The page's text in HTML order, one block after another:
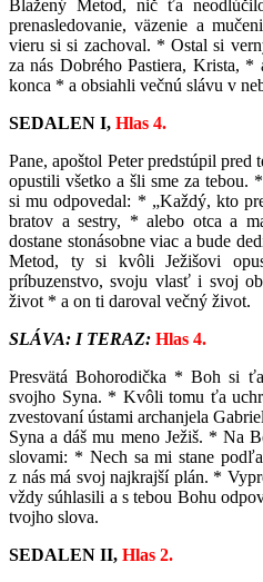
Blažený Metod, nič ťa
prenasledovanie, väzenie a
vieru si si zachoval. * Ostal si
za nás Dobrého Pastiera, Krista,
konca * a obsiahli večnú slávu v
SEDALEN I, Hlas 4.
Pane, apoštol Peter predstúpil
opustili všetko a šli sme za tebou.
si mu odpovedal: * „Každý, kto
bratov a sestry, * alebo otca a
dostane stonásobne viac a bude
Metod, ty si kvôli Ježišovi
príbuzenstvo, svoju vlasť i svoj
život * a on ti daroval večný život.
SLÁVA: I TERAZ: Hlas 4.
Presvätá Bohorodička * Boh si
svojho Syna. * Kvôli tomu ťa
zvestovaní ústami archanjela
Syna a dáš mu meno Ježiš. * Na
slovami: * Nech sa mi stane
z nás má svoj najkrajší plán. *
vždy súhlasili a s tebou Bohu
tvojho slova.
SEDALEN II, Hlas 2.